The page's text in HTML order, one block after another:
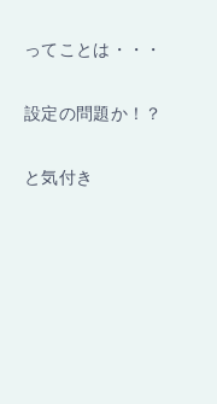
ってことは・・・
設定の問題か！？
と気付き